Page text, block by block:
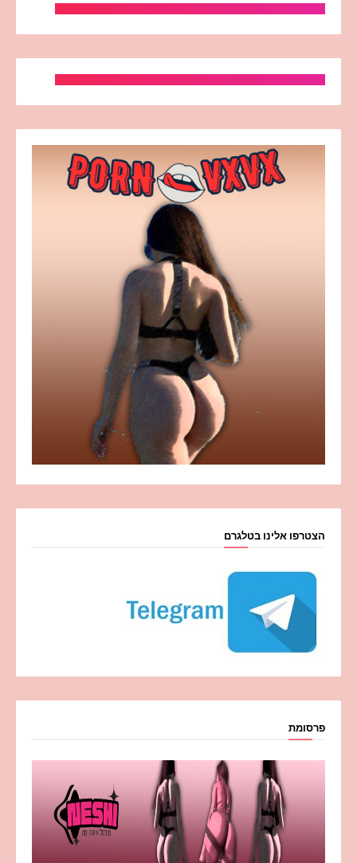
הצטרפו אלינו בטלגרם
פרסומת